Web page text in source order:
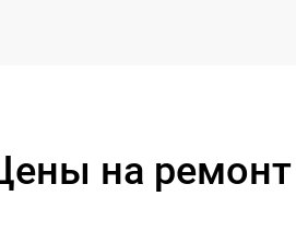
на ремонт